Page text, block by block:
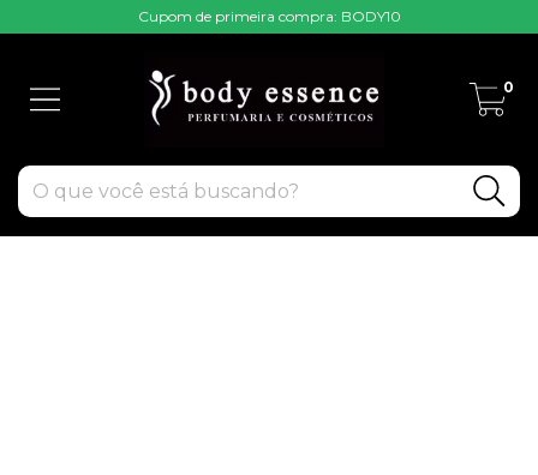
Cupom de primeira compra: BODY10
0